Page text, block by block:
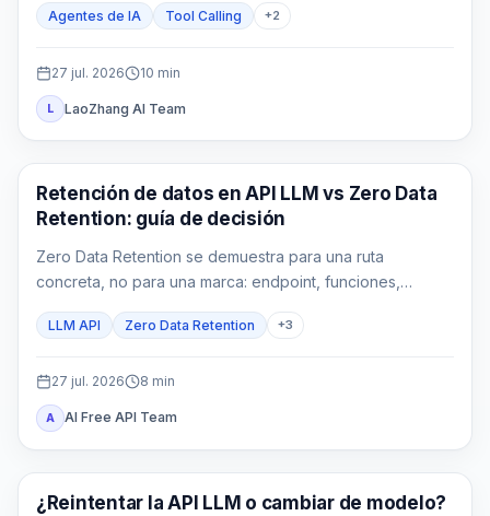
Agentes de IA Tool Calling +2
27 jul. 2026 10 min
L LaoZhang AI Team
Guías API
Retención de datos en API LLM vs Zero Data
Retention: guía de decisión
Zero Data Retention se demuestra para una ruta
concreta, no para una marca: endpoint, funciones,
reglas distintas.
LLM API Zero Data Retention +3
27 jul. 2026 8 min
A AI Free API Team
Guía de API
¿Reintentar la API LLM o cambiar de modelo?